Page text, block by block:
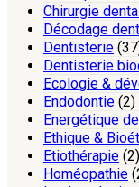
Chirurgie
Décodage
Dentisterie
Dentisterie
Ecologie &
Endodontie (2)
Energétique
Ethique &
Etiothérapie (2)
Homéopathie